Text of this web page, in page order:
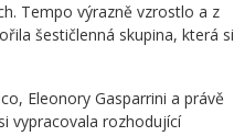
Tempo výrazně vzrostlo a z
šestičlenná skupina, která si
Eleonory Gasparrini a právě
vypracovala rozhodující